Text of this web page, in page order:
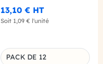
13,10 € HT
Soit 1,09 € l'unité
PACK DE 12